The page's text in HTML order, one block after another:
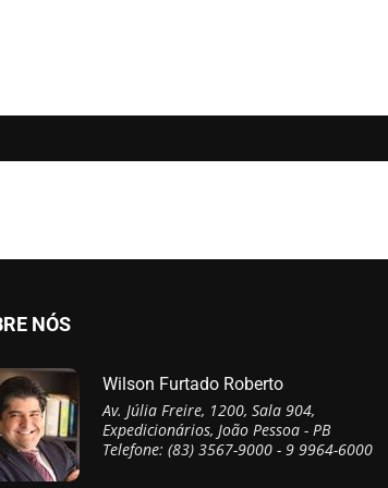
NÓS
Wilson Furtado Roberto
Av. Júlia Freire, 1200, Sala 904,
Expedicionários, João Pessoa - PB
Telefone: (83) 3567-9000 - 9 9964-6000